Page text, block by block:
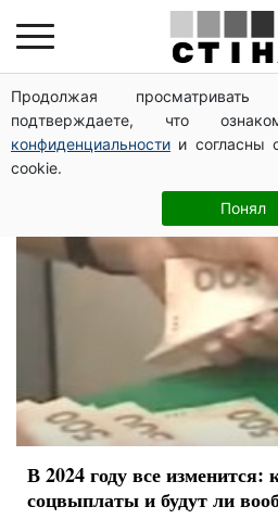
Продолжая
подтверждаете, что
конфиденциальности и согласны
cookie.
Понял
бюджет
В 2024 году все изменится:
соцвыплаты и будут ли